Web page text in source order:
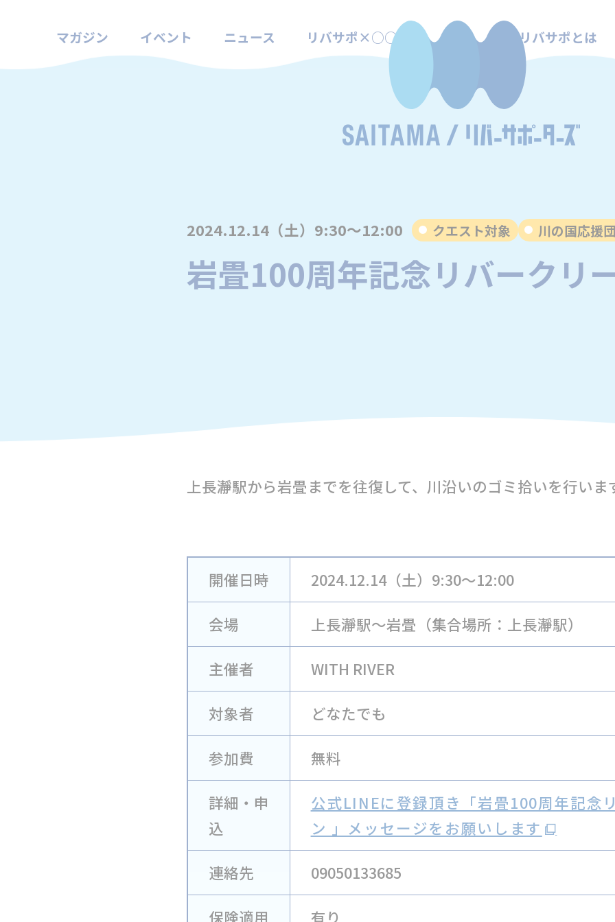
マガジン イベント ニュース リバサポ×○○ リバサポとは
2024.12.14（土）9:30～12:00 クエスト対象 川の国応援
岩畳100周年記念リバークリ
上長瀞駅から岩畳までを往復して、川沿いのゴミ拾いを行いま
開催日時 2024.12.14（土）9:30～12:00
会場 上長瀞駅～岩畳（集合場所：上長瀞駅）
主催者 WITH RIVER
対象者 どなたでも
参加費 無料
詳細・申
込
公式LINEに登録頂き「岩畳100周年記念
ン 」メッセージをお願いします
連絡先 09050133685
保険適用 有り